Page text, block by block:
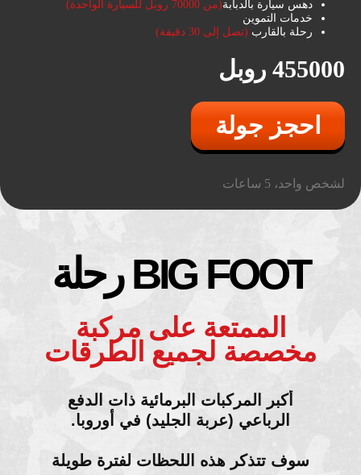
دهس سيارة بالدبابة(من 70000 روبل للسيارة الواحدة)
خدمات التموين
رحلة بالقارب (تصل إلى 30 دقيقة)
455000 روبل
احجز جولة
لشخص واحد، 5 ساعات